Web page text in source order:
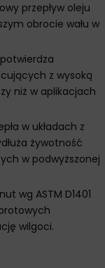
przepływ oleju
obrocie wału w
z wysoką
niż w aplikacjach
w układach z
żywotność
w podwyższonej
wg ASTM D1401
wilgoci.